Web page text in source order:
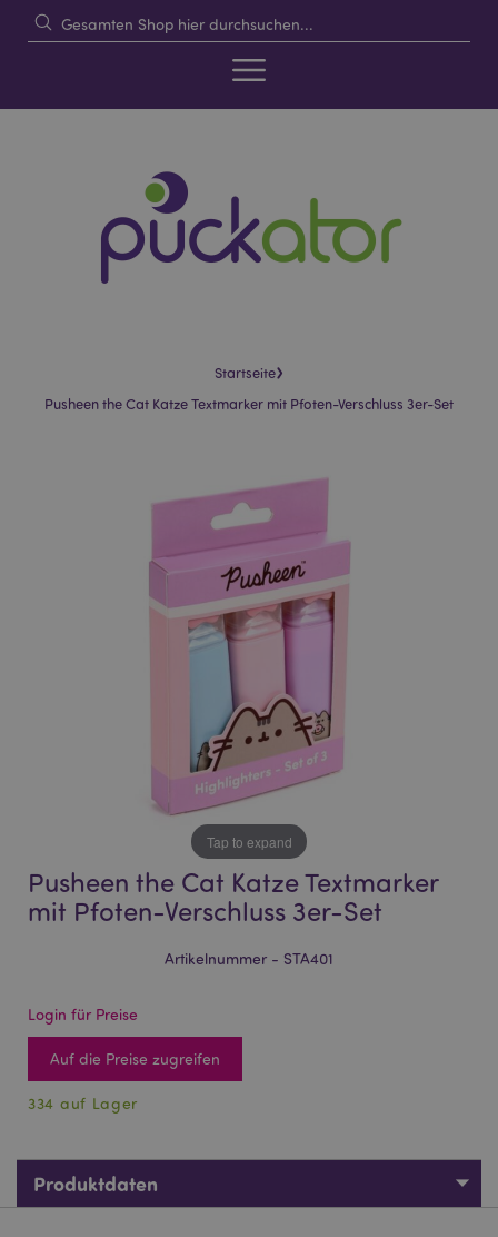
Startseite›
Pusheen the Cat Katze Textmarker mit Pfoten-Verschluss 3er-Set
Tap to expand
Pusheen the Cat Katze Textmarker
mit Pfoten-Verschluss 3er-Set
Artikelnummer - STA401
Login für Preise
Auf die Preise zugreifen
334 auf Lager
Produktdaten